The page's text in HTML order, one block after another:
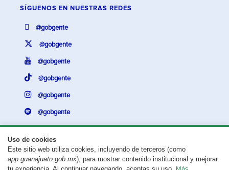
Uso de cookies
Este sitio web utiliza cookies, incluyendo de terceros (como
app.guanajuato.gob.mx), para mostrar contenido institucional y mejorar
SÍGUENOS EN NUESTRAS REDES
@gobgente
@gobgente
@gobgente
@gobgente
@gobgente
@gobgente
¿Existe algún problema con esta página?Repórtalo aquí.